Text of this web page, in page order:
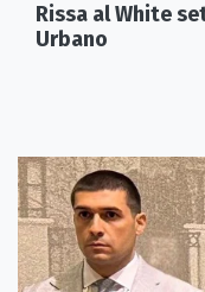
Rissa al White
Urbano